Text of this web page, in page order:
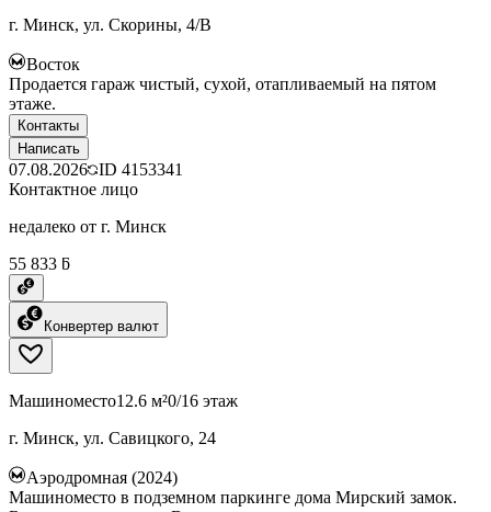
г. Минск, ул. Скорины, 4/В
Восток
Продается гараж чистый, сухой, отапливаемый на пятом
этаже.
Контакты
Написать
07.08.2026 ID 4153341
Контактное лицо
недалеко от г. Минск
55 833 ƃ
Конвертер валют
Машиноместо12.6 м²0/16 этаж
г. Минск, ул. Савицкого, 24
Аэродромная (2024)
Машиноместо в подземном паркинге дома Мирский замок.